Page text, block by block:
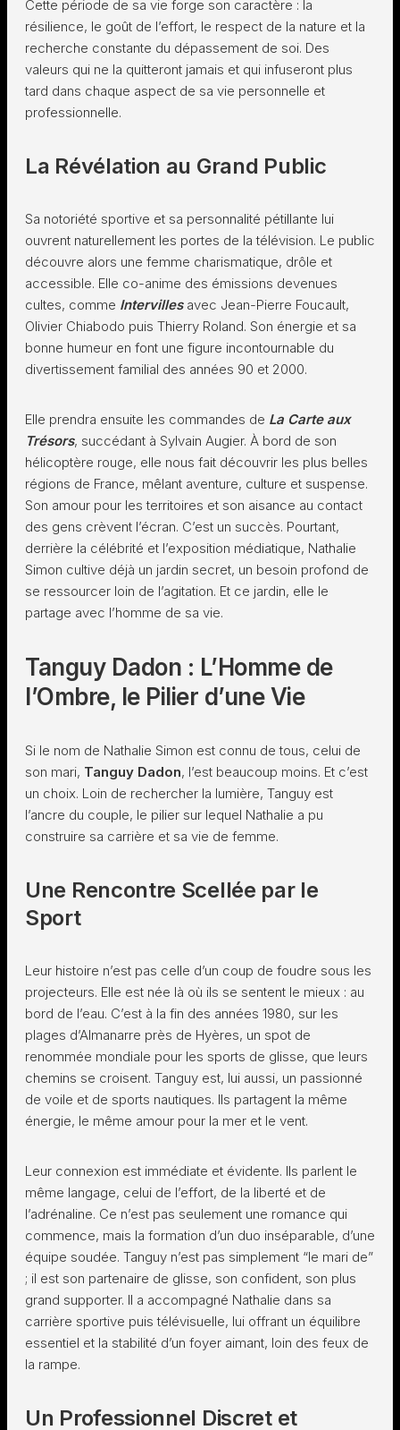
Cette période de sa vie forge son caractère : la
résilience, le goût de l’effort, le respect de la nature et la
recherche constante du dépassement de soi. Des
valeurs qui ne la quitteront jamais et qui infuseront plus
tard dans chaque aspect de sa vie personnelle et
professionnelle.
La Révélation au Grand Public
Sa notoriété sportive et sa personnalité pétillante lui
ouvrent naturellement les portes de la télévision. Le public
découvre alors une femme charismatique, drôle et
accessible. Elle co-anime des émissions devenues
cultes, comme Intervillesavec Jean-Pierre Foucault,
Olivier Chiabodo puis Thierry Roland. Son énergie et sa
bonne humeur en font une figure incontournable du
divertissement familial des années 90 et 2000.
Elle prendra ensuite les commandes de La Carte aux
Trésors, succédant à Sylvain Augier. À bord de son
hélicoptère rouge, elle nous fait découvrir les plus belles
régions de France, mêlant aventure, culture et suspense.
Son amour pour les territoires et son aisance au contact
des gens crèvent l’écran. C’est un succès. Pourtant,
derrière la célébrité et l’exposition médiatique, Nathalie
Simon cultive déjà un jardin secret, un besoin profond de
se ressourcer loin de l’agitation. Et ce jardin, elle le
partage avec l’homme de sa vie.
Tanguy Dadon : L’Homme de
l’Ombre, le Pilier d’une Vie
Si le nom de Nathalie Simon est connu de tous, celui de
son mari, Tanguy Dadon, l’est beaucoup moins. Et c’est
un choix. Loin de rechercher la lumière, Tanguy est
l’ancre du couple, le pilier sur lequel Nathalie a pu
construire sa carrière et sa vie de femme.
Une Rencontre Scellée par le
Sport
Leur histoire n’est pas celle d’un coup de foudre sous les
projecteurs. Elle est née là où ils se sentent le mieux : au
bord de l’eau. C’est à la fin des années 1980, sur les
plages d’Almanarre près de Hyères, un spot de
renommée mondiale pour les sports de glisse, que leurs
chemins se croisent. Tanguy est, lui aussi, un passionné
de voile et de sports nautiques. Ils partagent la même
énergie, le même amour pour la mer et le vent.
Leur connexion est immédiate et évidente. Ils parlent le
même langage, celui de l’effort, de la liberté et de
l’adrénaline. Ce n’est pas seulement une romance qui
commence, mais la formation d’un duo inséparable, d’une
équipe soudée. Tanguy n’est pas simplement “le mari de”
; il est son partenaire de glisse, son confident, son plus
grand supporter. Il a accompagné Nathalie dans sa
carrière sportive puis télévisuelle, lui offrant un équilibre
essentiel et la stabilité d’un foyer aimant, loin des feux de
la rampe.
Un Professionnel Discret et